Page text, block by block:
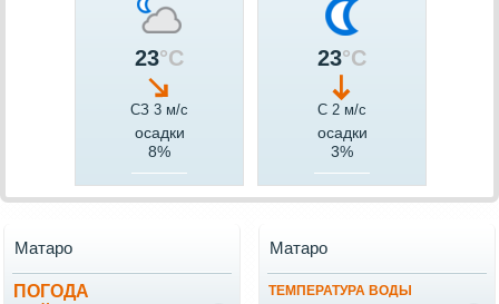
23°C
СЗ 3 м/c
осадки
8%
23°C
С 2 м/c
осадки
3%
ПОГОДА
Матаро
ТЕМПЕРАТУРА ВОДЫ
Матаро